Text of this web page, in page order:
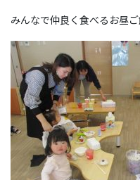
みんなで仲良く食べるお昼